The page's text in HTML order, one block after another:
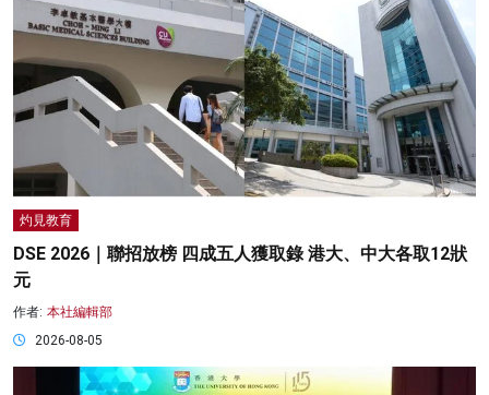
灼見教育
DSE 2026｜聯招放榜 四成五人獲取錄 港大、中大各取12狀
元
作者: 本社編輯部
2026-08-05